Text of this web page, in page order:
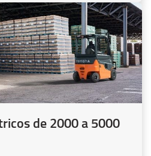
de 2000 a 5000